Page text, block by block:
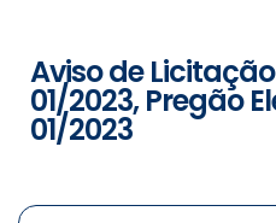
Aviso de
01/2023, Pregão
01/2023